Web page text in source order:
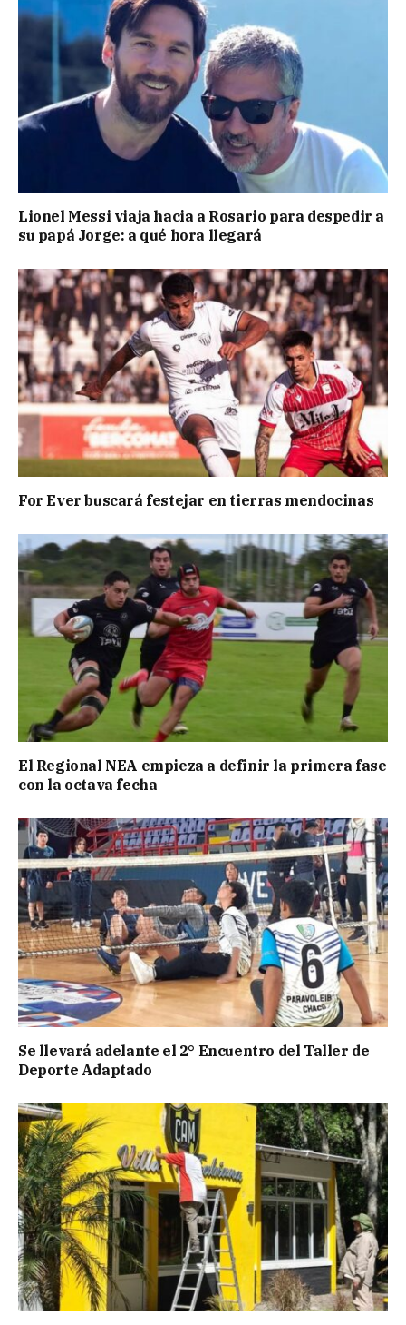
Lionel Messi viaja hacia a Rosario para despedir a
su papá Jorge: a qué hora llegará
For Ever buscará festejar en tierras mendocinas
El Regional NEA empieza a definir la primera fase
con la octava fecha
Se llevará adelante el 2° Encuentro del Taller de
Deporte Adaptado